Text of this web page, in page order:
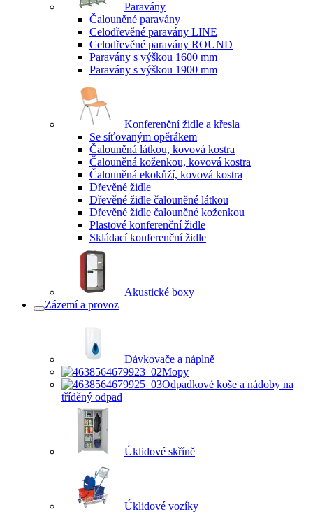
Paravány
Čalouněné paravány
Celodřevěné paravány LINE
Celodřevěné paravány ROUND
Paravány s výškou 1600 mm
Paravány s výškou 1900 mm
Konferenční židle a křesla
Se síťovaným opěrákem
Čalouněná látkou, kovová kostra
Čalouněná koženkou, kovová kostra
Čalouněná ekokůží, kovová kostra
Dřevěné židle
Dřevěné židle čalouněné látkou
Dřevěné židle čalouněné koženkou
Plastové konferenční židle
Skládací konferenční židle
Akustické boxy
Zázemí a provoz
Dávkovače a náplně
Mopy
Odpadkové koše a nádoby na
tříděný odpad
Úklidové skříně
Úklidové vozíky